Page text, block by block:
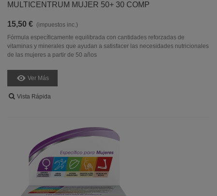
MULTICENTRUM MUJER 50+ 30 COMP
15,50 € (impuestos inc.)
Fórmula específicamente equilibrada con cantidades reforzadas de
vitaminas y minerales que ayudan a satisfacer las necesidades nutricionales
de las mujeres a partir de 50 años
Ver Más
Vista Rápida